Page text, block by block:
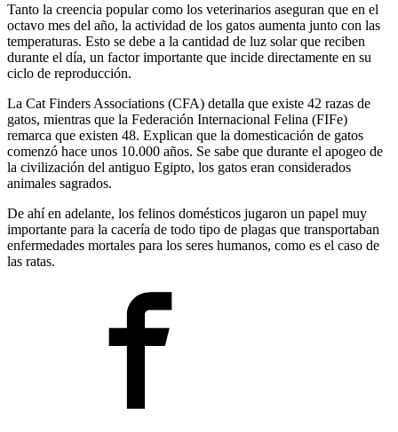
Tanto la creencia popular como los veterinarios aseguran que en el
octavo mes del año, la actividad de los gatos aumenta junto con las
temperaturas. Esto se debe a la cantidad de luz solar que reciben
durante el día, un factor importante que incide directamente en su
ciclo de reproducción.
La Cat Finders Associations (CFA) detalla que existe 42 razas de
gatos, mientras que la Federación Internacional Felina (FIFe)
remarca que existen 48. Explican que la domesticación de gatos
comenzó hace unos 10.000 años. Se sabe que durante el apogeo de
la civilización del antiguo Egipto, los gatos eran considerados
animales sagrados.
De ahí en adelante, los felinos domésticos jugaron un papel muy
importante para la cacería de todo tipo de plagas que transportaban
enfermedades mortales para los seres humanos, como es el caso de
las ratas.